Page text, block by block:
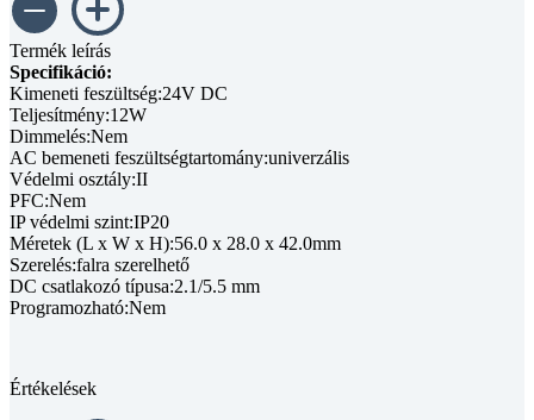
Termék leírás
Specifikáció:
Kimeneti feszültség:24V DC
Teljesítmény:12W
Dimmelés:Nem
AC bemeneti feszültségtartomány:univerzális
Védelmi osztály:II
PFC:Nem
IP védelmi szint:IP20
Méretek (L x W x H):56.0 x 28.0 x 42.0mm
Szerelés:falra szerelhető
DC csatlakozó típusa:2.1/5.5 mm
Programozható:Nem
Értékelések